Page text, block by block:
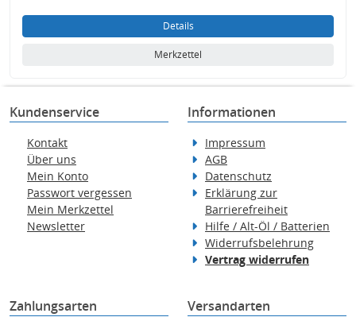
Details
Merkzettel
Kundenservice
Kontakt
Über uns
Mein Konto
Passwort vergessen
Mein Merkzettel
Newsletter
Informationen
Impressum
AGB
Datenschutz
Erklärung zur
Barrierefreiheit
Hilfe / Alt-Öl / Batterien
Widerrufsbelehrung
Vertrag widerrufen
Zahlungsarten Versandarten